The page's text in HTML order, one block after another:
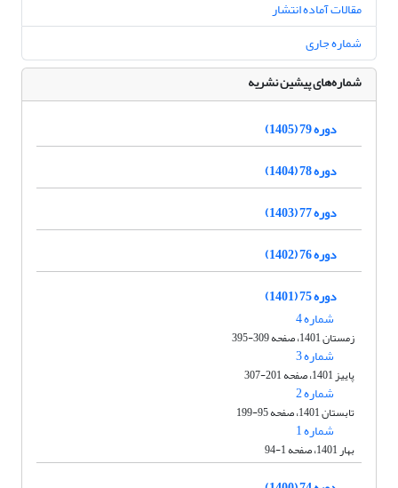
مقالات آماده انتشار
شماره جاری
شماره‌های پیشین نشریه
دوره 79 (1405)
دوره 78 (1404)
دوره 77 (1403)
دوره 76 (1402)
دوره 75 (1401)
شماره 4
زمستان 1401، صفحه 309-395
شماره 3
پاییز 1401، صفحه 201-307
شماره 2
تابستان 1401، صفحه 95-199
شماره 1
بهار 1401، صفحه 1-94